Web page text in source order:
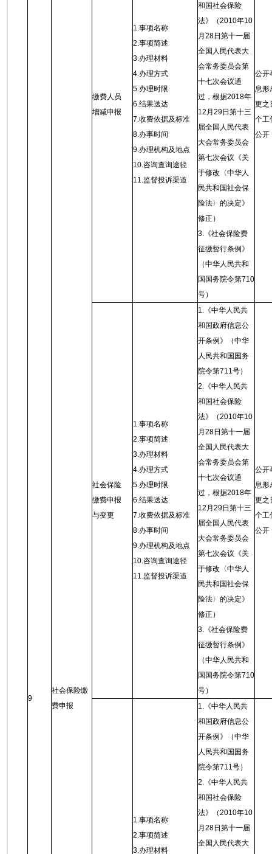
9
社会保险缴
费申报
缴费人员
增减申报
1.事项名称
2.事项简述
3.办理材料
4.办理方式
5.办理时限
6.结果送达
7.收费依据及标准
8.办事时间
9.办理机构及地点
10.咨询查询途径
11.监督投诉渠道
和国社会保险
法》（2010年10
月28日第十一届
全国人民代表大
会常务委员会第
十七次会议通
过，根据2018年
12月29日第十三
届全国人民代表
大会常务委员会
第七次会议《关
于修改〈中华人
民共和国社会保
险法〉的决定》
修正）
3.《社会保险费
征缴暂行条例》
（中华人民共和
国国务院令第710
号）
公开
息形
更之
个工
公开
社会保险
缴费申报
与变更
1.事项名称
2.事项简述
3.办理材料
4.办理方式
5.办理时限
6.结果送达
7.收费依据及标准
8.办事时间
9.办理机构及地点
10.咨询查询途径
11.监督投诉渠道
1.《中华人民共
和国政府信息公
开条例》（中华
人民共和国国务
院令第711号）
2.《中华人民共
和国社会保险
法》（2010年10
月28日第十一届
全国人民代表大
会常务委员会第
十七次会议通
过，根据2018年
12月29日第十三
届全国人民代表
大会常务委员会
第七次会议《关
于修改〈中华人
民共和国社会保
险法〉的决定》
修正）
3.《社会保险费
征缴暂行条例》
（中华人民共和
国国务院令第710
号）
公开
息形
更之
个工
公开
1.事项名称
2.事项简述
3.办理材料
1.《中华人民共
和国政府信息公
开条例》（中华
人民共和国国务
院令第711号）
2.《中华人民共
和国社会保险
法》（2010年10
月28日第十一届
全国人民代表大